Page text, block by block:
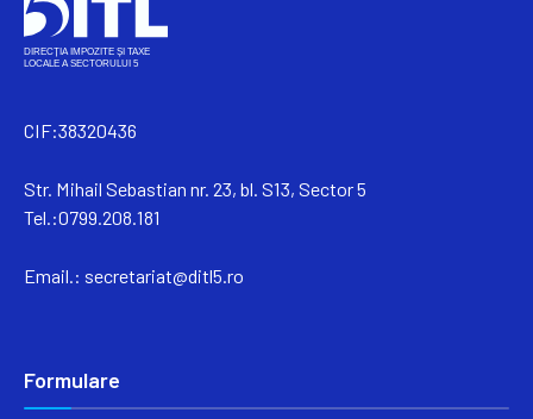
CIF:38320436
Str. Mihail Sebastian nr. 23, bl. S13, Sector 5
Tel.:0799.208.181
Email.: secretariat@ditl5.ro
Formulare